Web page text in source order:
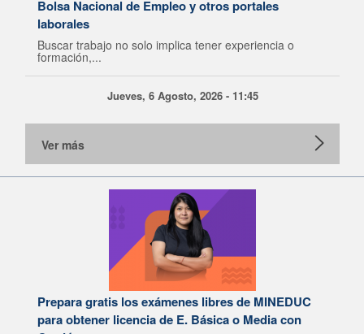
Bolsa Nacional de Empleo y otros portales
laborales
Buscar trabajo no solo implica tener experiencia o
formación,...
Jueves, 6 Agosto, 2026 - 11:45
Ver más
Prepara gratis los exámenes libres de MINEDUC
para obtener licencia de E. Básica o Media con